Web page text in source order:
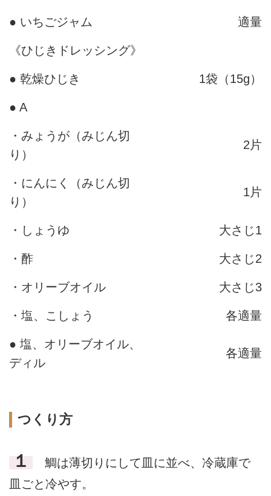
● いちごジャム 適量
《ひじきドレッシング》
● 乾燥ひじき 1袋（15g）
● A
・みょうが（みじん切
り）
2片
・にんにく（みじん切
り）
1片
・しょうゆ 大さじ1
・酢 大さじ2
・オリーブオイル 大さじ3
・塩、こしょう 各適量
● 塩、オリーブオイル、
ディル
各適量
つくり方
１
鯛は薄切りにして皿に並べ、冷蔵庫で
皿ごと冷やす。